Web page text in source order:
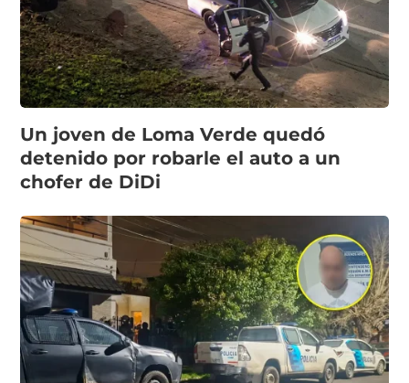
Un joven de Loma Verde quedó
detenido por robarle el auto a un
chofer de DiDi